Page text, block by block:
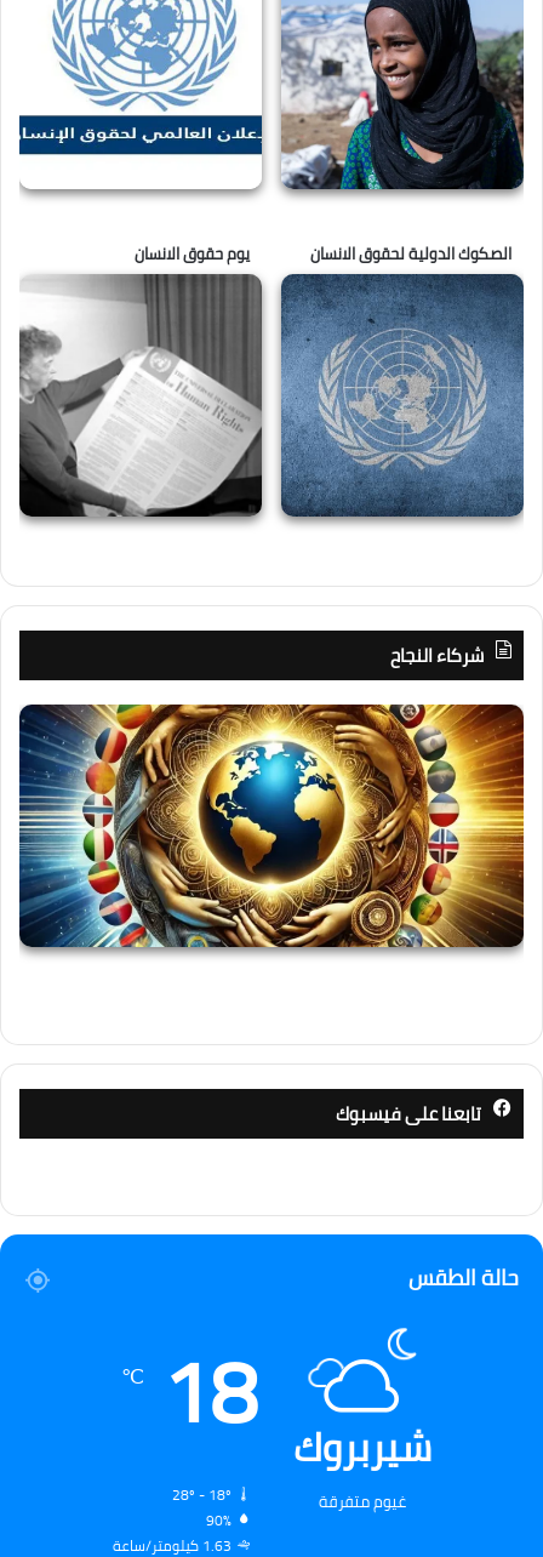
الصكوك الدولية لحقوق الانسان يوم حقوق الانسان
شركاء النجاح
تابعنا على فيسبوك
حالة الطقس
شيربروك
غيوم متفرقة
18
℃
90%
1.63 كيلومتر/ساعة